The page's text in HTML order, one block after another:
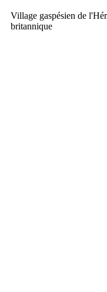
Village gaspésien de
britannique